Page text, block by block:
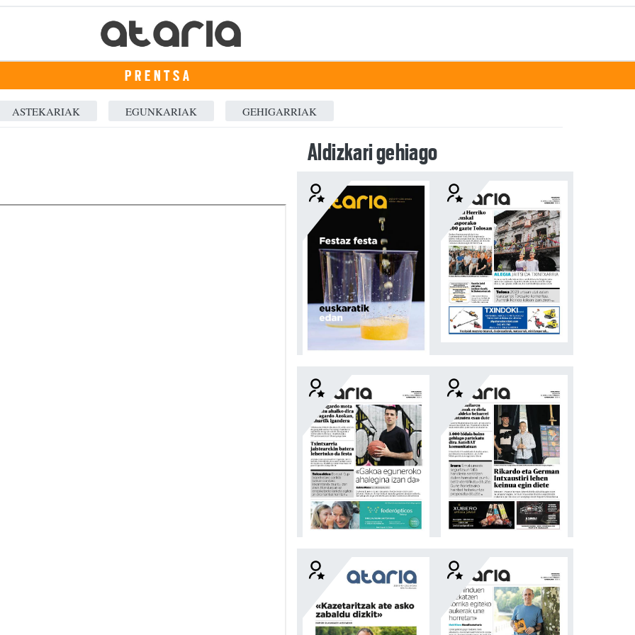
PRENTSA
ASTEKARIAK EGUNKARIAK GEHIGARRIAK
Aldizkari gehiago